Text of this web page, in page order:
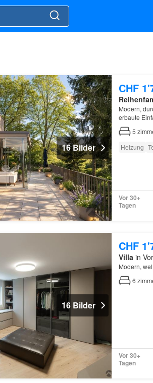
16 Bilder
CHF
Modern,
erbaute
5
Heizung
Vor 30+
Tagen
16 Bilder
CHF
Villa in
Modern,
6
Vor 30+
Tagen